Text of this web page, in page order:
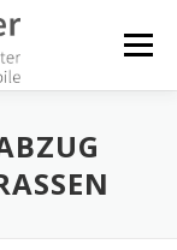
Menü
NEWS